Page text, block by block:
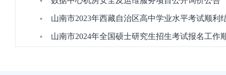
山南市2023年西藏自治区高中学业水平考试顺利
山南市2024年全国硕士研究生招生考试报名工作